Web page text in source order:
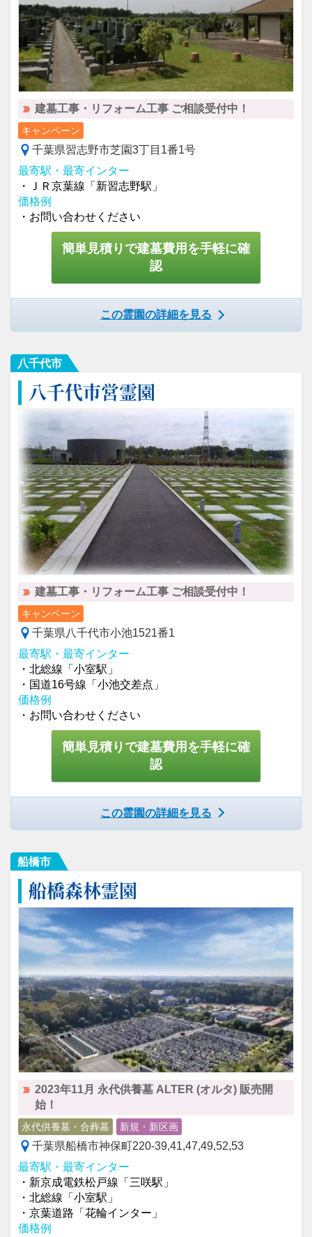
建墓工事・リフォーム工事 ご相談受付中！
キャンペーン
千葉県習志野市芝園3丁目1番1号
最寄駅・最寄インター
・ＪＲ京葉線「新習志野駅」
価格例
・お問い合わせください
簡単見積りで建墓費用を手軽に確
認
この霊園の詳細を見る
八千代市
八千代市営霊園
建墓工事・リフォーム工事 ご相談受付中！
キャンペーン
千葉県八千代市小池1521番1
最寄駅・最寄インター
・北総線「小室駅」
・国道16号線「小池交差点」
価格例
・お問い合わせください
簡単見積りで建墓費用を手軽に確
認
この霊園の詳細を見る
船橋市
船橋森林霊園
2023年11月 永代供養墓 ALTER (オルタ) 販売開
始！
永代供養墓・合葬墓 新規・新区画
千葉県船橋市神保町220-39,41,47,49,52,53
最寄駅・最寄インター
・新京成電鉄松戸線「三咲駅」
・北総線「小室駅」
・京葉道路「花輪インター」
価格例